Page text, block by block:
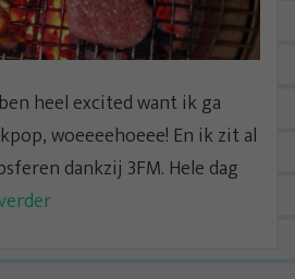
ben heel excited want ik ga
woeeeehoeee! En ik zit al
dankzij 3FM. Hele dag